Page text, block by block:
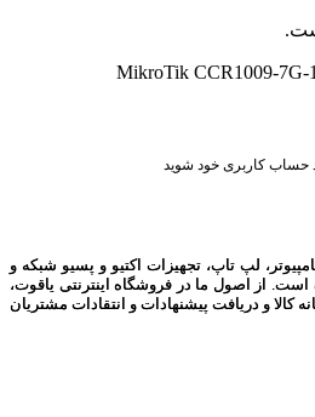
MikroTik CCR1009-7G-
حساب کاربری خود شوید
لپ تاپ، تجهیزات اکتیو و پسیو شبکه و
است. از اصول ما در فروشگاه اینترنتی یاقوت،
و دریافت پیشنهادات و انتقادات مشتریان